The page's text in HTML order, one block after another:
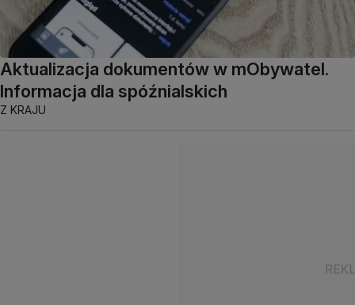
Aktualizacja dokumentów w mObywatel.
Informacja dla spóźnialskich
Z KRAJU